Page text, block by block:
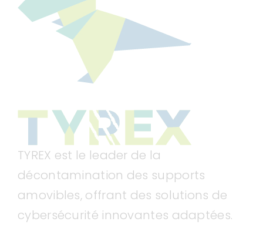
TYREX est le leader de la
décontamination des supports
amovibles, offrant des solutions de
cybersécurité innovantes adaptées.